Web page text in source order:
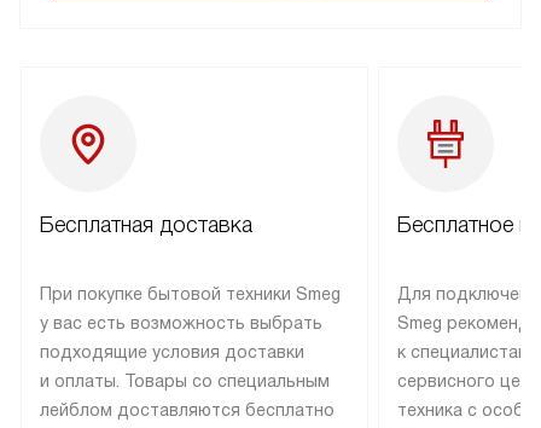
Бесплатная доставка
При покупке бытовой техники Smeg
у вас есть возможность выбрать
подходящие условия доставки
и оплаты. Товары со специальным
лейблом доставляются бесплатно
Бесплатное
Для
Smeg
к специалистам
сервисного
техника с